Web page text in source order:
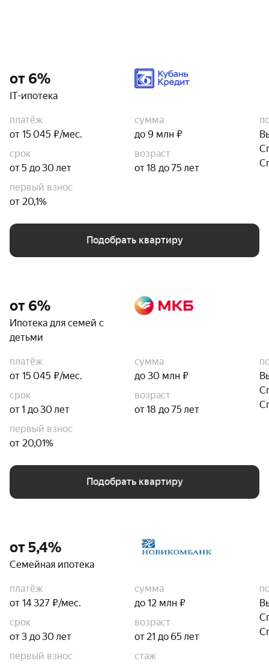
от 6%
IT-ипотека
платёж
от 15 045 ₽/мес.
сумма
до 9 млн ₽
срок
от 5 до 30 лет
возраст
от 18 до 75 лет
первый взнос
от 20,1%
Подобрать квартиру
от 6%
Ипотека для семей с
детьми
платёж
от 15 045 ₽/мес.
сумма
до 30 млн ₽
срок
от 1 до 30 лет
возраст
от 18 до 75 лет
первый взнос
от 20,01%
Подобрать квартиру
от 5,4%
Семейная ипотека
платёж
от 14 327 ₽/мес.
сумма
до 12 млн ₽
срок
от 3 до 30 лет
возраст
от 21 до 65 лет
первый взнос
стаж